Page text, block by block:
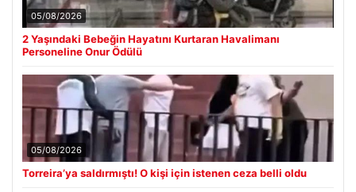
05/08/2026
2 Yaşındaki Bebeğin Hayatını Kurtaran Havalimanı
Personeline Onur Ödülü
05/08/2026
Torreira’ya saldırmıştı! O kişi için istenen ceza belli oldu